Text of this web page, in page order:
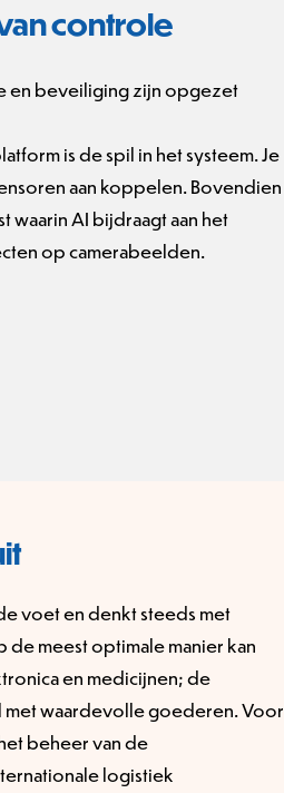
controle
en beveiliging zijn opgezet
is de spil in het systeem. Je
aan koppelen. Bovendien
AI bijdraagt aan het
op camerabeelden.
voet en denkt steeds met
meest optimale manier kan
en medicijnen; de
met waardevolle goederen. Voor
beheer van de
logistiek